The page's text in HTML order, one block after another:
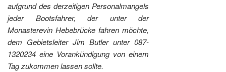
aufgrund des derzeitigen Personalmangels
jeder Bootsfahrer, der unter der
Monasterevin Hebebrücke fahren möchte,
dem Gebietsleiter Jim Butler unter 087-
1320234 eine Vorankündigung von einem
Tag zukommen lassen sollte.